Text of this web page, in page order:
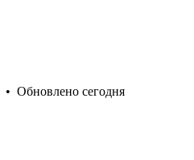
• Обновлено сегодня